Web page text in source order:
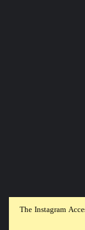
The Instagram